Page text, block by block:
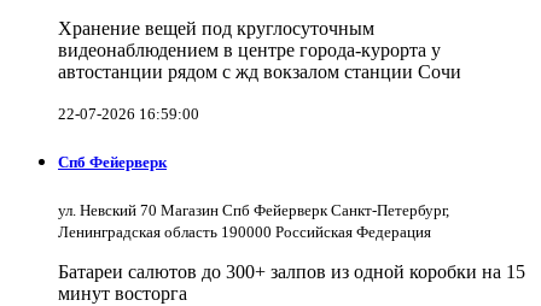
Хранение вещей под круглосуточным
видеонаблюдением в центре города-курорта у
автостанции рядом с жд вокзалом станции Сочи
22-07-2026 16:59:00
Спб Фейерверк
ул. Невский 70 Магазин Спб Фейерверк Санкт-Петербург,
Ленинградская область 190000 Российская Федерация
Батареи салютов до 300+ залпов из одной коробки на 15
минут восторга